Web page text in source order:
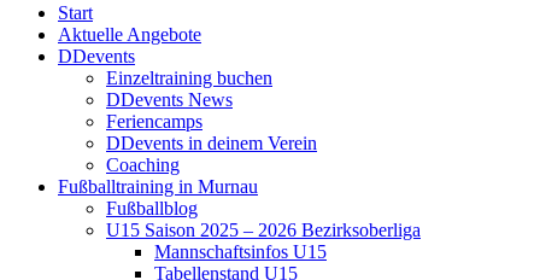
Start
Aktuelle Angebote
DDevents
Einzeltraining buchen
DDevents News
Feriencamps
DDevents in deinem Verein
Coaching
Fußballtraining in Murnau
Fußballblog
U15 Saison 2025 – 2026 Bezirksoberliga
Mannschaftsinfos U15
Tabellenstand U15